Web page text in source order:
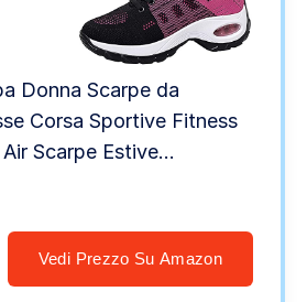
Donna Scarpe da
Corsa Sportive Fitness
Scarpe Estive
All’Aperto
Vedi Prezzo Su Amazon